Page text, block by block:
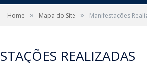
Home » Mapa do Site » Manifestações
REALIZADAS